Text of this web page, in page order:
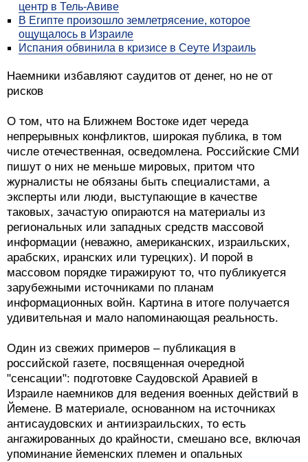
центр в Тель-Авиве
В Египте произошло землетрясение, которое
ощущалось в Израиле
Испания обвинила в кризисе в Сеуте Израиль
Наемники избавляют саудитов от денег, но не от
рисков
О том, что на Ближнем Востоке идет череда
непрерывных конфликтов, широкая публика, в том
числе отечественная, осведомлена. Российские СМИ
пишут о них не меньше мировых, притом что
журналисты не обязаны быть специалистами, а
эксперты или люди, выступающие в качестве
таковых, зачастую опираются на материалы из
региональных или западных средств массовой
информации (неважно, американских, израильских,
арабских, иранских или турецких). И порой в
массовом порядке тиражируют то, что публикуется
зарубежными источниками по планам
информационных войн. Картина в итоге получается
удивительная и мало напоминающая реальность.
Один из свежих примеров – публикация в
российской газете, посвященная очередной
"сенсации": подготовке Саудовской Аравией в
Израиле наемников для ведения военных действий в
Йемене. В материале, основанном на источниках
антисаудовских и антиизраильских, то есть
ангажированных до крайности, смешано все, включая
упоминание йеменских племен и опальных